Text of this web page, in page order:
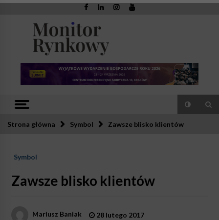
Skip
Monitor
Rynkowy
Strona główna Symbol Zawsze blisko klientów
Symbol
Zawsze blisko klientów
Mariusz Baniak 28 lutego 2017